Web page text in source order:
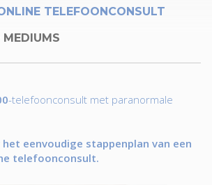
TELEFOONCONSULT
MEDIUMS
-telefoonconsult met paranormale
eenvoudige stappenplan van een
telefoonconsult.